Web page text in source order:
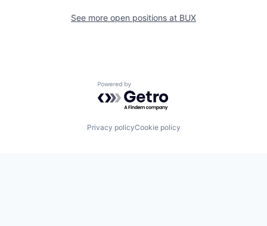
See more open positions at BUX
Powered by Getro.com
Privacy policyCookie policy